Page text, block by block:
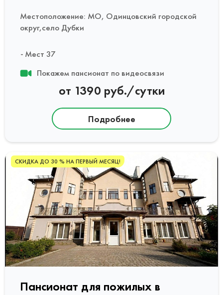
Местоположение: МО, Одинцовский городской
округ,село Дубки
Мест 37
Покажем пансионат по видеосвязи
от 1390 руб./сутки
Подробнее
СКИДКА ДО 30 % НА ПЕРВЫЙ МЕСЯЦ!
Пансионат для пожилых в